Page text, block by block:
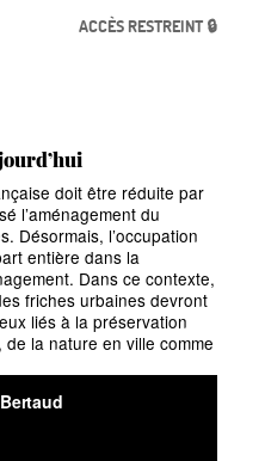
ACCÈS RESTREINT 🔒
doit être réduite par
l’aménagement du
Désormais, l’occupation
entière dans la
Dans ce contexte,
friches urbaines devront
liés à la préservation
la nature en ville comme